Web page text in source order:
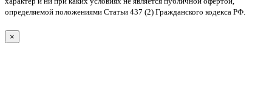
определяемой положениями Статьи 437 (2) Гражданского кодекса РФ.
×